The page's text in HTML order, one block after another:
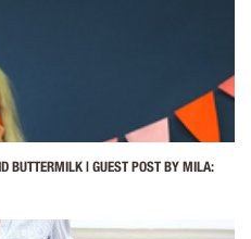
| GUEST POST BY MILA: